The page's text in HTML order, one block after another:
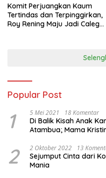
Komit Perjuangkan Kaum
Tertindas dan Terpinggirkan,
Roy Rening Maju Jadi Caleg
Popular Post
1 5 Mei 2021 18 Komentar
Di Balik Kisah Anak
Atambua; Mama
2 2 Oktober 2022 13
Sejumput Cinta dari
Mania